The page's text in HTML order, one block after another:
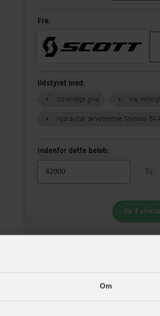
Om
Fra:
Udstyret med:
Udvendige gear Høj
Hydraulisk skivebremse Shimano BR-
Indenfor dette beløb:
Til
Vis 4